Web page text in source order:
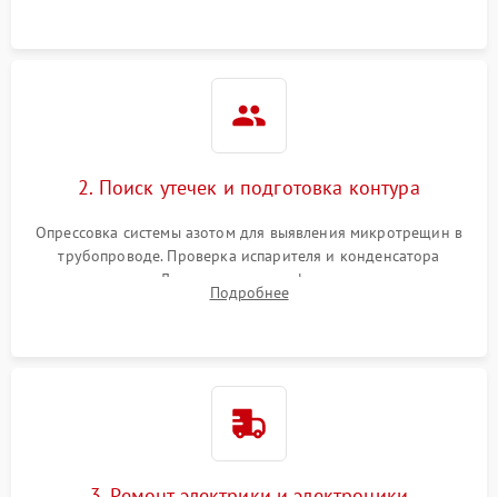
1800 ₽
2. Поиск утечек и подготовка контура
Опрессовка системы азотом для выявления микротрещин в
трубопроводе. Проверка испарителя и конденсатора
течеискателем. Демонтаж старого фильтра-осушителя и
продувка капиллярной трубки для устранения засоров.
Подробнее